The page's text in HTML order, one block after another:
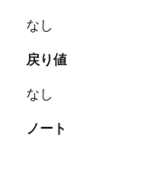
なし
戻り値
なし
ノート